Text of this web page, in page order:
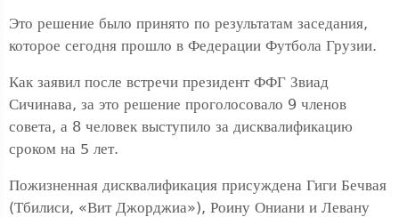
Это решение было принято по результатам заседания,
которое сегодня прошло в Федерации Футбола Грузии.
Как заявил после встречи президент ФФГ Звиад
Сичинава, за это решение проголосовало 9 членов
совета, а 8 человек выступило за дисквалификацию
сроком на 5 лет.
Пожизненная дисквалификация присуждена Гиги Бечвая
(Тбилиси, «Вит Джорджиа»), Роину Ониани и Левану